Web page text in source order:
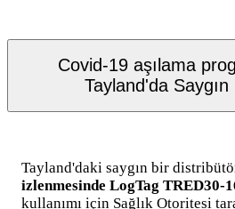
Covid-19 aşılama
Tayland'da
Tayland'daki saygın bir
izlenmesinde LogTag TRED30-
kullanımı için Sağlık Otoritesi